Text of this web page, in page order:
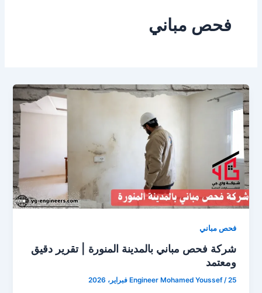
فحص مباني
فحص مباني
شركة فحص مباني بالمدينة المنورة | تقرير دقيق
ومعتمد
Engineer Mohamed Youssef/25 فبراير، 2026